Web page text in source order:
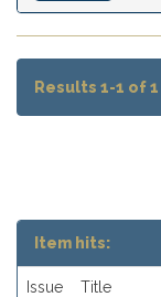
Results 1-1 of
Item hits:
Issue
Title